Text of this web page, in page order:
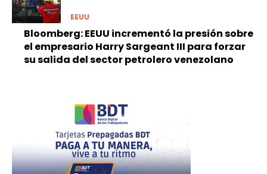
EEUU
Bloomberg: EEUU incrementó la presión sobre
el empresario Harry Sargeant III para forzar
su salida del sector petrolero venezolano